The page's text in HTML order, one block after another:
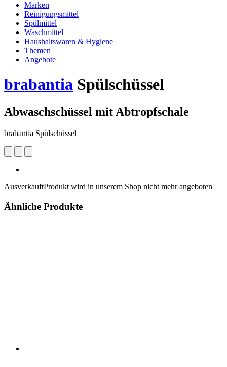
Marken
Reinigungsmittel
Spülmittel
Waschmittel
Haushaltswaren & Hygiene
Themen
Angebote
brabantia Spülschüssel
Abwaschschüssel mit Abtropfschale
brabantia Spülschüssel
AusverkauftProdukt wird in unserem Shop nicht mehr angeboten
Ähnliche Produkte